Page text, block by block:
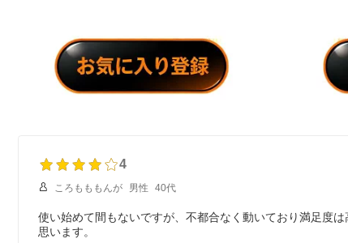
4
ころもももんが 男性 40代
使い始めて間もないですが、不都合なく動いており満足度
思います。